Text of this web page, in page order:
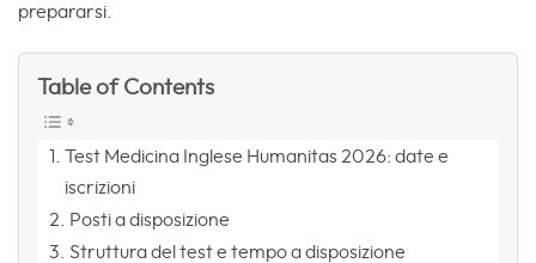
prepararsi.
Table of Contents
Test Medicina Inglese Humanitas 2026: date e
iscrizioni
Posti a disposizione
Struttura del test e tempo a disposizione